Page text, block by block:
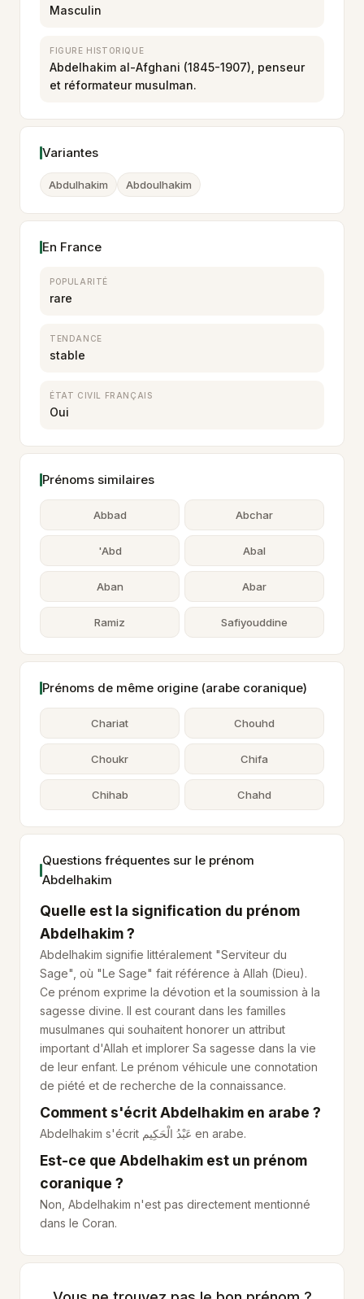
Masculin
FIGURE HISTORIQUE
Abdelhakim al-Afghani (1845-1907), penseur
et réformateur musulman.
Variantes
Abdulhakim Abdoulhakim
En France
POPULARITÉ
rare
TENDANCE
stable
ÉTAT CIVIL FRANÇAIS
Oui
Prénoms similaires
Abbad Abchar
'Abd Abal
Aban Abar
Ramiz Safiyouddine
Prénoms de même origine (arabe coranique)
Chariat Chouhd
Choukr Chifa
Chihab Chahd
Questions fréquentes sur le prénom
Abdelhakim
Quelle est la signification du prénom
Abdelhakim ?
Abdelhakim signifie littéralement "Serviteur du
Sage", où "Le Sage" fait référence à Allah (Dieu).
Ce prénom exprime la dévotion et la soumission à la
sagesse divine. Il est courant dans les familles
musulmanes qui souhaitent honorer un attribut
important d'Allah et implorer Sa sagesse dans la vie
de leur enfant. Le prénom véhicule une connotation
de piété et de recherche de la connaissance.
Comment s'écrit Abdelhakim en arabe ?
Abdelhakim s'écrit عَبْدُ الْحَكِيم en arabe.
Est-ce que Abdelhakim est un prénom
coranique ?
Non, Abdelhakim n'est pas directement mentionné
dans le Coran.